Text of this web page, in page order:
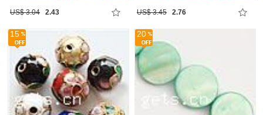
US$ 3.04 2.43 US$ 3.45 2.76
15 20